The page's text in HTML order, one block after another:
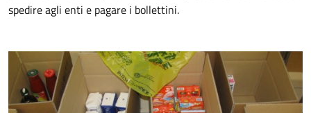
spedire agli enti e pagare i bollettini.